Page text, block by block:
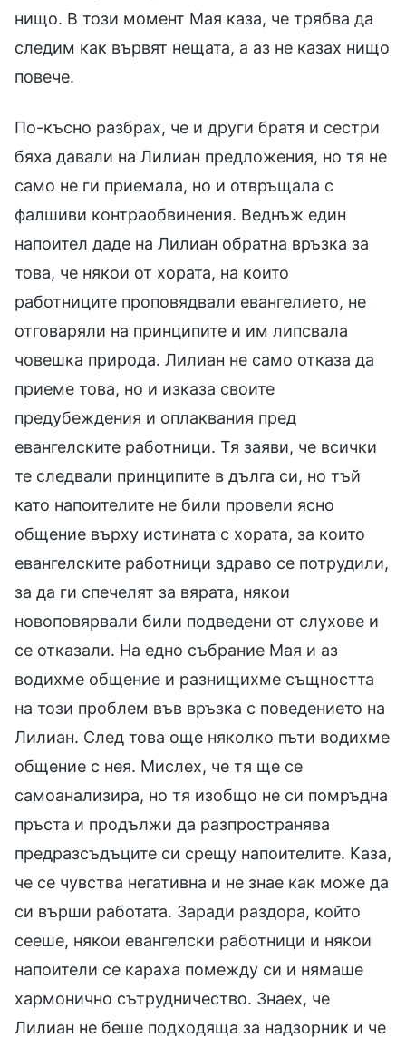
нищо. В този момент Мая каза, че трябва да
следим как вървят нещата, а аз не казах нищо
повече.
По-късно разбрах, че и други братя и сестри
бяха давали на Лилиан предложения, но тя не
само не ги приемала, но и отвръщала с
фалшиви контраобвинения. Веднъж един
напоител даде на Лилиан обратна връзка за
това, че някои от хората, на които
работниците проповядвали евангелието, не
отговаряли на принципите и им липсвала
човешка природа. Лилиан не само отказа да
приеме това, но и изказа своите
предубеждения и оплаквания пред
евангелските работници. Тя заяви, че всички
те следвали принципите в дълга си, но тъй
като напоителите не били провели ясно
общение върху истината с хората, за които
евангелските работници здраво се потрудили,
за да ги спечелят за вярата, някои
новоповярвали били подведени от слухове и
се отказали. На едно събрание Мая и аз
водихме общение и разнищихме същността
на този проблем във връзка с поведението на
Лилиан. След това още няколко пъти водихме
общение с нея. Мислех, че тя ще се
самоанализира, но тя изобщо не си помръдна
пръста и продължи да разпространява
предразсъдъците си срещу напоителите. Каза,
че се чувства негативна и не знае как може да
си върши работата. Заради раздора, който
сееше, някои евангелски работници и някои
напоители се караха помежду си и нямаше
хармонично сътрудничество. Знаех, че
Лилиан не беше подходяща за надзорник и че